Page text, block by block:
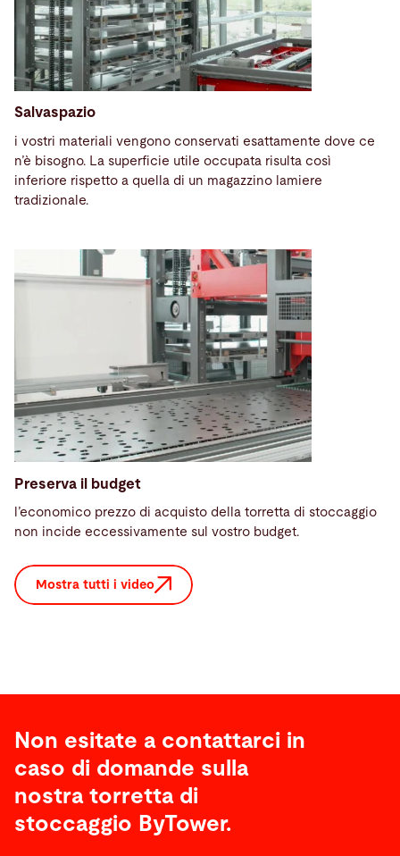
Salvaspazio
i vostri materiali vengono conservati esattamente dove ce
n’è bisogno. La superficie utile occupata risulta così
inferiore rispetto a quella di un magazzino lamiere
tradizionale.
Preserva il budget
l’economico prezzo di acquisto della torretta di stoccaggio
non incide eccessivamente sul vostro budget.
Mostra tutti i video
Non esitate a contattarci in
caso di domande sulla
nostra torretta di
stoccaggio ByTower.